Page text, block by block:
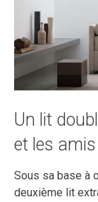
Un lit
et les amis
Sous sa base à
deuxième lit